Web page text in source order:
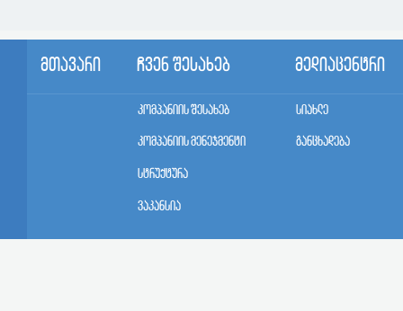
მთავარი ჩვენ შესახებ მედიაცენტრი
კომპანიის შესახებ სიახლე
კომპანიის მენეჯმენტი განცხადება
სტრუქტურა
ვაკანსია